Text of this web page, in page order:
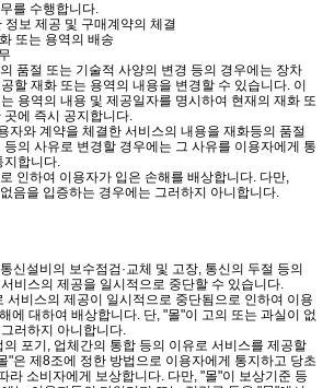
를 수행합니다.
보 제공 및 구매계약의 체결
또는 용역의 배송
품절 또는 기술적 사양의 변경 등의 경우에는 장차
할 재화 또는 용역의 내용을 변경할 수 있습니다. 이
용역의 내용 및 제공일자를 명시하여 현재의 재화 또
에 즉시 공지합니다.
자와 계약을 체결한 서비스의 내용을 재화등의 품절
의 사유로 변경할 경우에는 그 사유를 이용자에게 통
지합니다.
인하여 이용자가 입은 손해를 배상합니다. 다만,
음을 입증하는 경우에는 그러하지 아니합니다.
신설비의 보수점검·교체 및 고장, 통신의 두절 등의
비스의 제공을 일시적으로 중단할 수 있습니다.
비스의 제공이 일시적으로 중단됨으로 인하여 이용
에 대하여 배상합니다. 단, "몰"이 고의 또는 과실이 없
러하지 아니합니다.
포기, 업체간의 통합 등의 이유로 서비스를 제공할
"은 제8조에 정한 방법으로 이용자에게 통지하고 당초
라 소비자에게 보상합니다. 다만, "몰"이 보상기준 등